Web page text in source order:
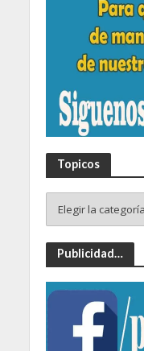
Topicos
Publicidad…